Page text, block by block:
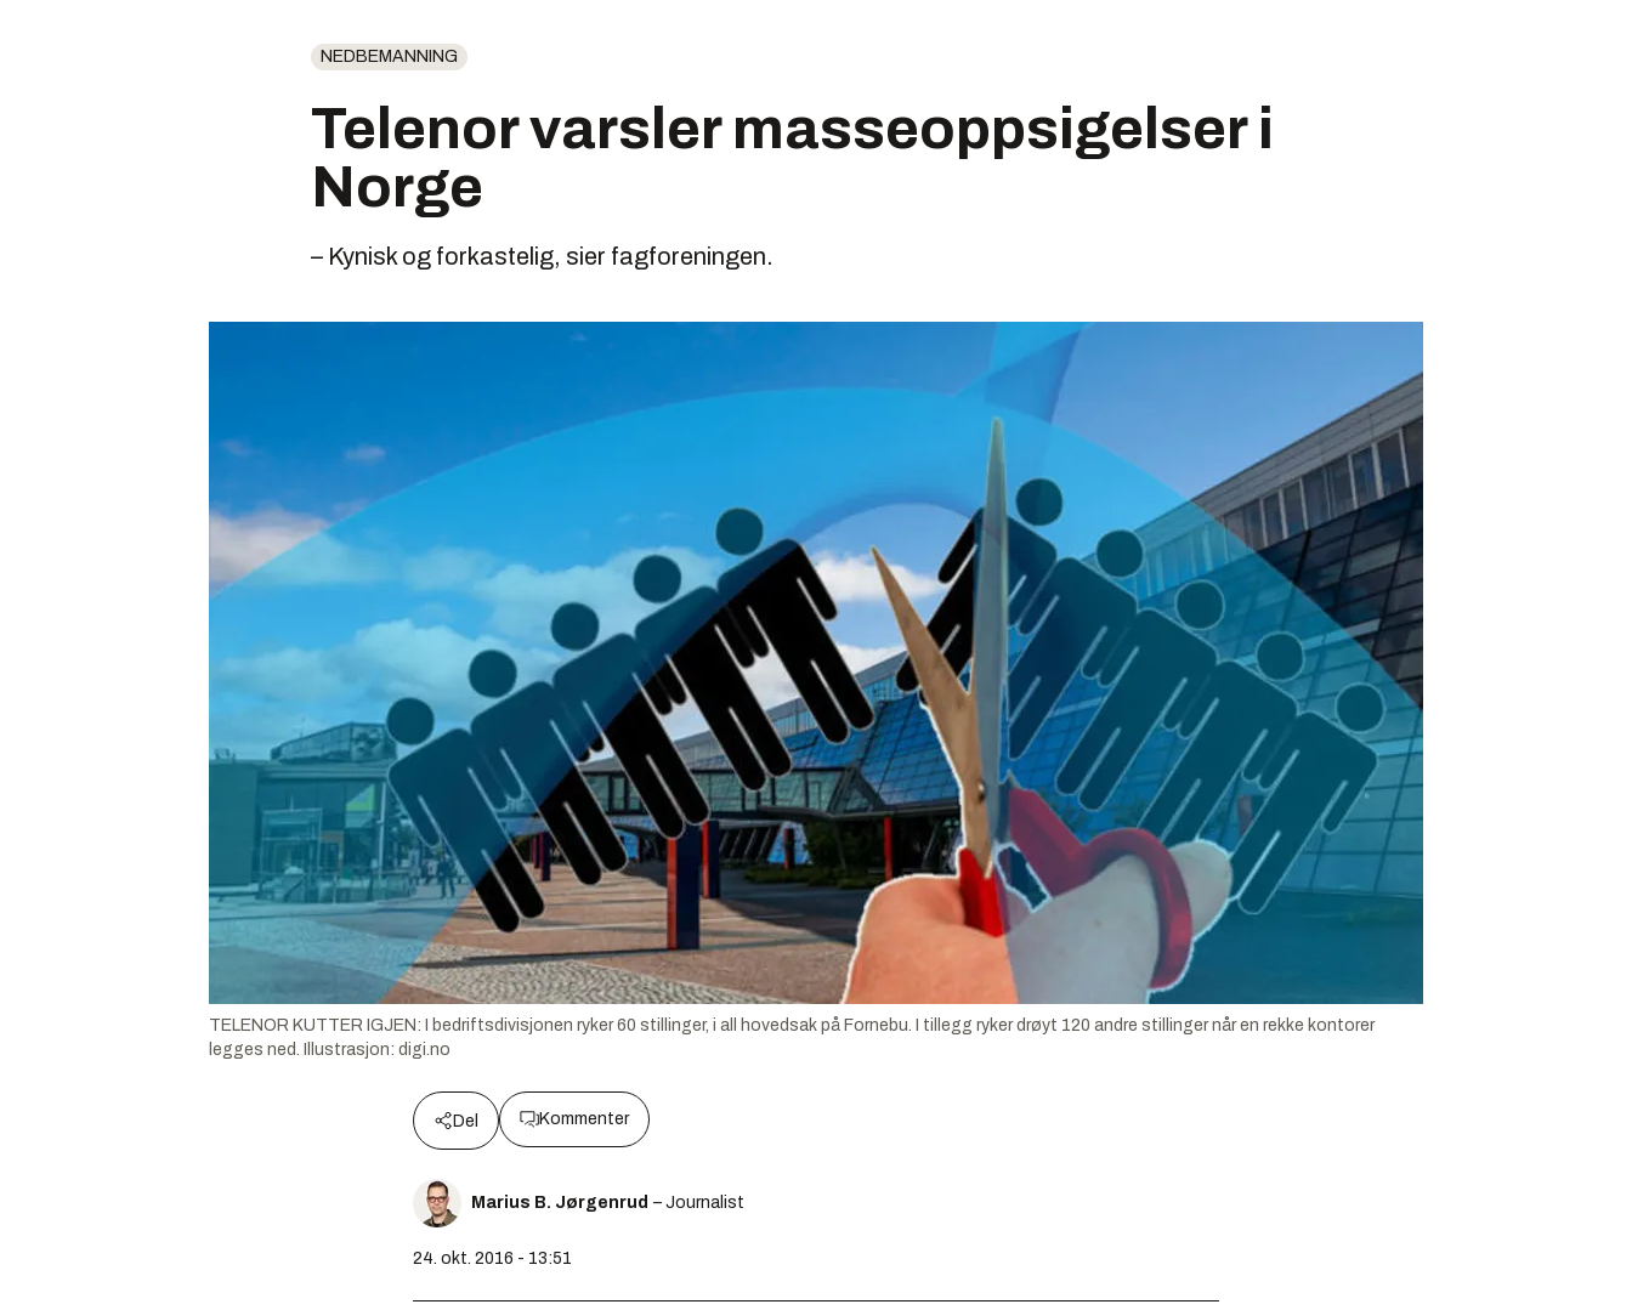
NEDBEMANNING
Telenor varsler masseoppsigelser i
Norge
– Kynisk og forkastelig, sier fagforeningen.
TELENOR KUTTER IGJEN: I bedriftsdivisjonen ryker 60 stillinger, i all hovedsak på Fornebu. I tillegg ryker drøyt 120 andre stillinger når en rekke kontorer
legges ned.
Illustrasjon: digi.no
Del Kommenter
Marius B. Jørgenrud – Journalist
24. okt. 2016 - 13:51